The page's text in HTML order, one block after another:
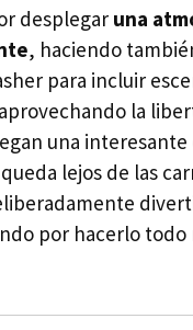
desplegar una
, haciendo
para incluir
la
una
lejos de las
por hacerlo todo